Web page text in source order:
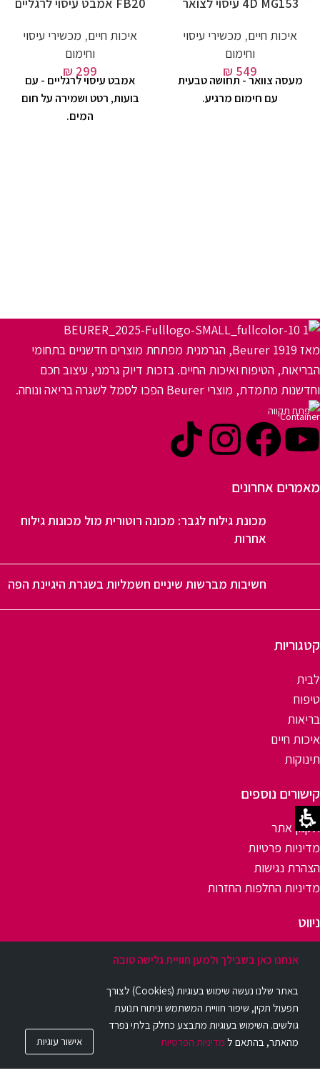
איכות חיים, מכשירי עיסוי
וחימום
₪ 549
מעסה צוואר - תחושה טבעית
עם חימום מרגיע.
איכות חיים, מכשירי עיסוי
וחימום
₪ 299
אמבט עיסוי לרגליים - עם
בועות, רטט ושמירה על חום
המים.
מאז 1919 Beurer, הגרמנית מפתחת מוצרים חדשניים בתחומי
הבריאות, הטיפוח ואיכות החיים. בזכות דיוק גרמני, עיצוב חכם
וחדשנות מתמדת, מוצרי Beurer הפכו לסמל לשגרה בריאה ונוחה.
פתח תקווה
מאמרים אחרונים
מכונת גילוח לגבר: מכונה רוטורית מול מכונות גילוח
אחרות
חשיבות מברשות שיניים חשמליות בשגרת היגיינת הפה
קטגוריות
לבית
טיפוח
בריאות
איכות חיים
תינוקות
קישורים נוספים
תקנון אתר
מדיניות פרטיות
הצהרת נגישות
מדיניות החלפות החזרות
ניווט
דף בית
יצירת קשר
שאלות ותשובות
אנחנו כאן בשבילך ולמען חוויית גלישה טובה
באתר שלנו נעשה שימוש בעוגיות (Cookies) לצורך
תפעול תקין, שיפור חוויית המשתמש וניתוח תנועת
גולשים. השימוש בעוגיות מתבצע כחלק בלתי נפרד
מהאתר, בהתאם ל מדיניות הפרטיות אישור עוגיות